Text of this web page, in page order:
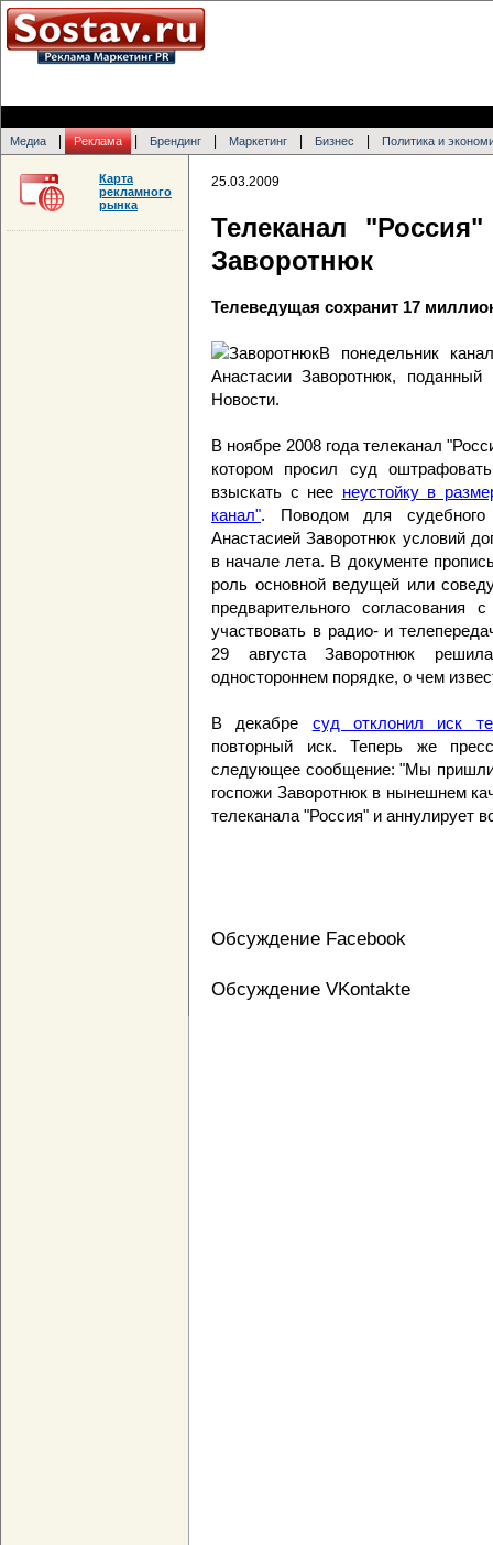
Медиа Реклама Брендинг Маркетинг Бизнес Политика и
25.03.2009
Телеканал
Заворотнюк
Телеведущая сохранит 17
В понедельник
Анастасии Заворотнюк,
Новости.
В ноябре 2008 года телеканал
котором просил суд
взыскать с нее неустойку в
канал". Поводом для судебного
Анастасией Заворотнюк условий
в начале лета. В документе
роль основной ведущей или
предварительного
участвовать в радио- и
29 августа Заворотнюк
одностороннем порядке, о чем
В декабре суд отклонил иск
повторный иск. Теперь же
следующее сообщение: "Мы пришли
госпожи Заворотнюк в нынешнем
телеканала "Россия" и аннулирует
Обсуждение Facebook
Обсуждение VKontakte
Карта
рекламного
рынка